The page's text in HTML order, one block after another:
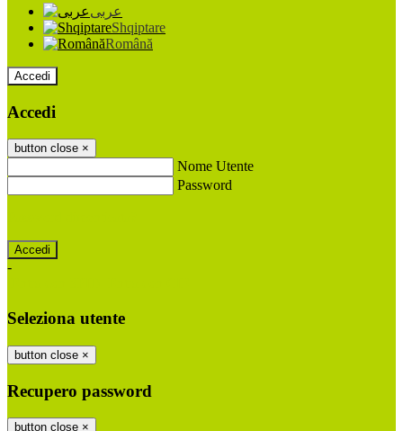
عربى
Shqiptare
Română
Accedi
Accedi
button close ×
Nome Utente
Password
-
Seleziona utente
button close ×
Recupero password
button close ×